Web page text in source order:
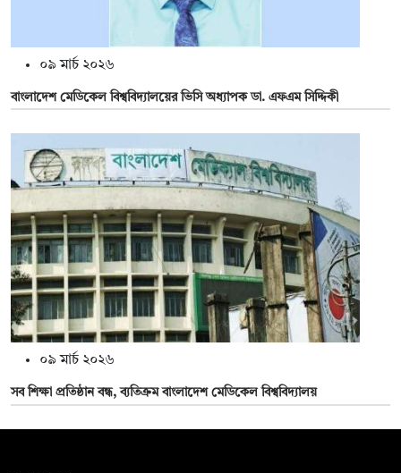
০৯ মার্চ ২০২৬
বাংলাদেশ মেডিকেল বিশ্ববিদ্যালয়ের ভিসি অধ্যাপক ডা. এফএম সিদ্দিকী
০৯ মার্চ ২০২৬
সব শিক্ষা প্রতিষ্ঠান বন্ধ, ব্যতিক্রম বাংলাদেশ মেডিকেল বিশ্ববিদ্যালয়